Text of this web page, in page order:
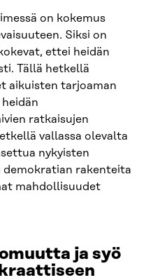
on kokemus
Siksi on
ettei heidän
Tällä hetkellä
aikuisten tarjoaman
ratkaisujen
vallassa olevalta
nykyisten
demokratian rakenteita
mahdollisuudet
ja syö